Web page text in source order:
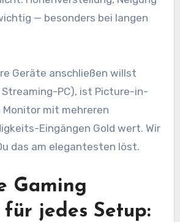
— besonders bei langen
Geräte anschließen willst
Streaming-PC), ist Picture-in-
Monitor mit mehreren
Eingängen Gold wert. Wir
das am elegantesten löst.
Gaming
für jedes Setup: